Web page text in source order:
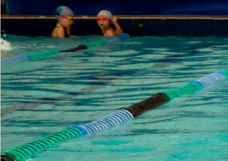
INSTITUCIONAL